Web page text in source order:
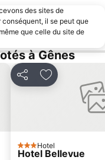
Silenzio
di Varazze
San Lorenzo de Gênes
des sites de
il se peut que
que celle du site de
à Gênes
PartagerAjouter à
3 Étoiles
Hotel
Hotel Bellevue